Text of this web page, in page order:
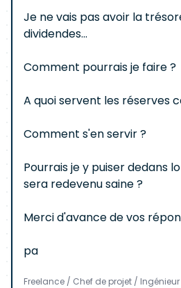
Je ne vais pas avoir la
dividendes...
Comment pourrais je faire ?
A quoi servent les réserves
Comment s'en servir ?
Pourrais je y puiser dedans
sera redevenu saine ?
Merci d'avance de vos
pa
Freelance / Chef de projet /